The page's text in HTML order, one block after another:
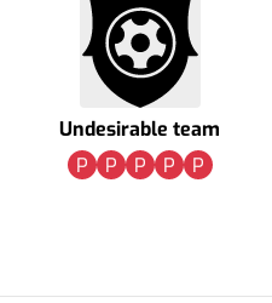
Undesirable team
P
P P P P